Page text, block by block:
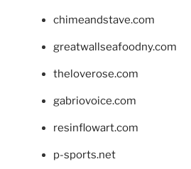
chimeandstave.com
greatwallseafoodny.com
theloverose.com
gabriovoice.com
resinflowart.com
p-sports.net